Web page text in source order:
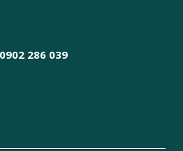
286 039